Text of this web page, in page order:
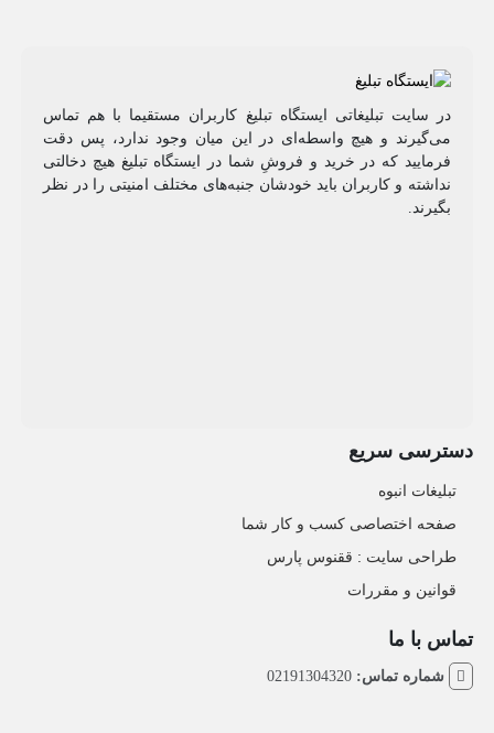
در سایت تبلیغاتی ایستگاه تبلیغ کاربران مستقیما با هم تماس
می‌گیرند و هیچ واسطه‌ای در این میان وجود ندارد، پس دقت
فرمایید که در خرید و فروشِ شما در ایستگاه تبلیغ هیچ دخالتی
نداشته و کاربران باید خودشان جنبه‌های مختلف امنیتی را در نظر
بگیرند.
دسترسی سریع
تبلیغات انبوه
صفحه اختصاصی کسب و کار شما
طراحی سایت :‌ ققنوس پارس
قوانین و مقررات
تماس با ما
شماره تماس:02191304320